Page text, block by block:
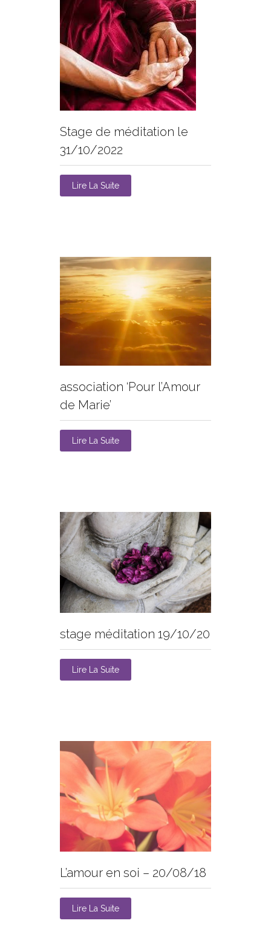
Stage de méditation le
31/10/2022
Lire La Suite
association ‘Pour l’Amour
de Marie’
Lire La Suite
stage méditation 19/10/20
Lire La Suite
L’amour en soi – 20/08/18
Lire La Suite